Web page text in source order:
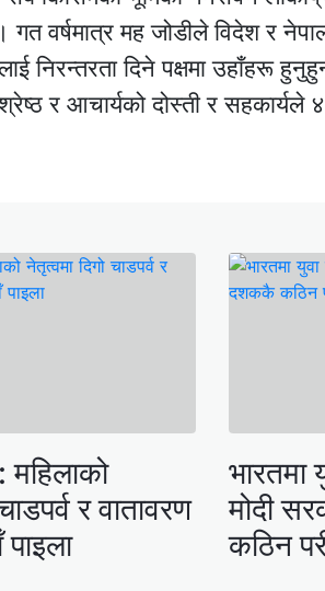
वर्षमात्र मह जोडीले विदेश र
निरन्तरता दिने पक्षमा उहाँहरू
र आचार्यको दोस्ती र सहकार्यले
महिलाको
र वातावरण
भारतमा
मोदी
कठिन